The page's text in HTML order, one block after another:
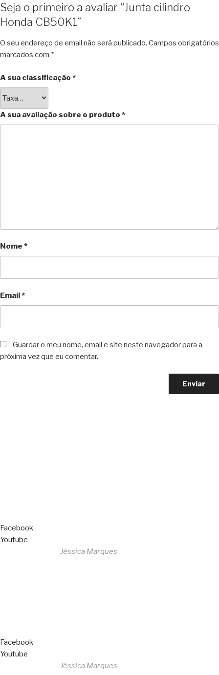
Seja o primeiro a avaliar “Junta cilindro
Honda CB50K1”
O seu endereço de email não será publicado. Campos obrigatórios
marcados com *
A sua classificação *
A sua avaliação sobre o produto *
Nome *
Email*
Guardar o meu nome, email e site neste navegador para a
próxima vez que eu comentar.
Facebook
Youtube
Jéssica Marques
Facebook
Youtube
Jéssica Marques